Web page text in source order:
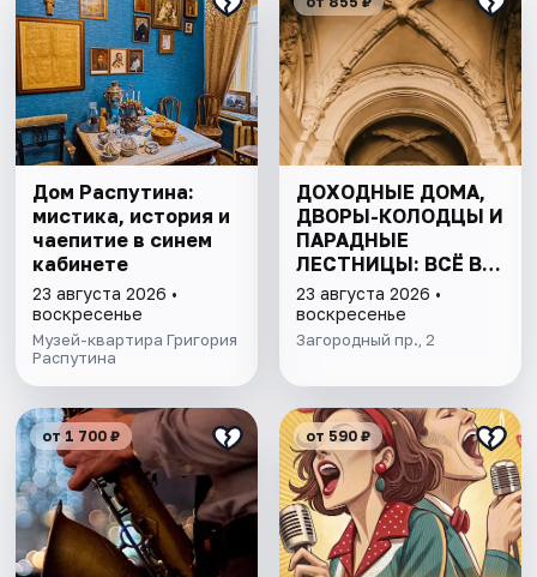
Дом Распутина:
мистика, история и
чаепитие в синем
кабинете
23 августа 2026 •
воскресенье
Музей-квартира Григория
Распутина
ДОХОДНЫЕ ДОМА,
ДВОРЫ-КОЛОДЦЫ И
ПАРАДНЫЕ
ЛЕСТНИЦЫ: ВСЁ В
ОДНОЙ ПРОГУЛКЕ
23 августа 2026 •
воскресенье
Загородный пр., 2
от 1 700 ₽ от 590 ₽